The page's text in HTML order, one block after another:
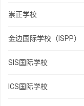
崇正学校
金边国际学校（ISPP）
SIS国际学校
ICS国际学校